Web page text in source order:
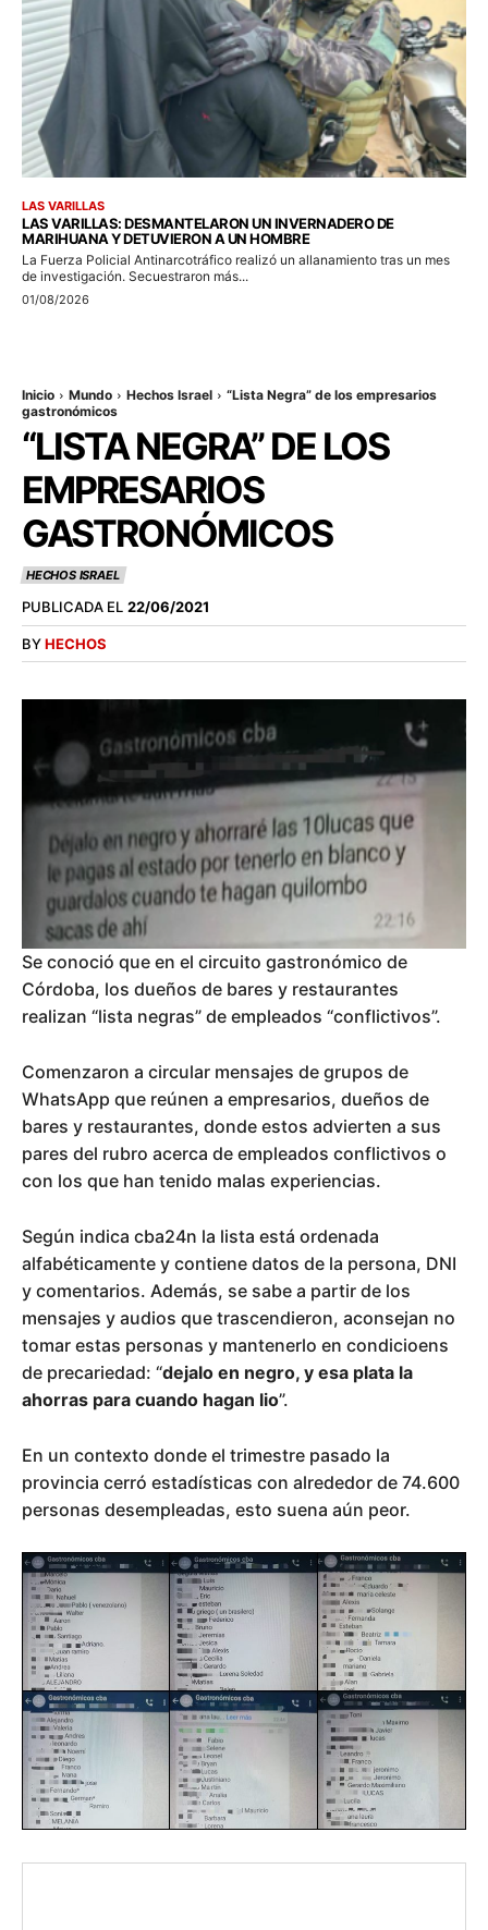
LAS VARILLAS
LAS VARILLAS: DESMANTELARON UN INVERNADERO DE
MARIHUANA Y DETUVIERON A UN HOMBRE
La Fuerza Policial Antinarcotráfico realizó un allanamiento tras un mes
de investigación. Secuestraron más...
01/08/2026